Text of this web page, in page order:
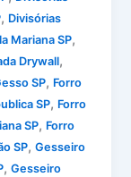
, Divisórias
Mariana SP,
Drywall,
SP, Forro
SP, Forro
SP, Forro
SP,Gesseiro
,Gesseiro